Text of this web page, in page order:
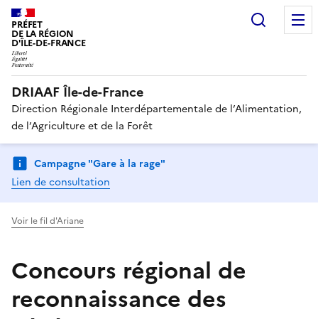
PRÉFET
DE LA RÉGION
D'ÎLE-DE-FRANCE
DRIAAF Île-de-France
Direction Régionale Interdépartementale de l’Alimentation,
de l’Agriculture et de la Forêt
Campagne "Gare à la rage"
Lien de consultation
Voir le fil d'Ariane
Concours régional de
reconnaissance des